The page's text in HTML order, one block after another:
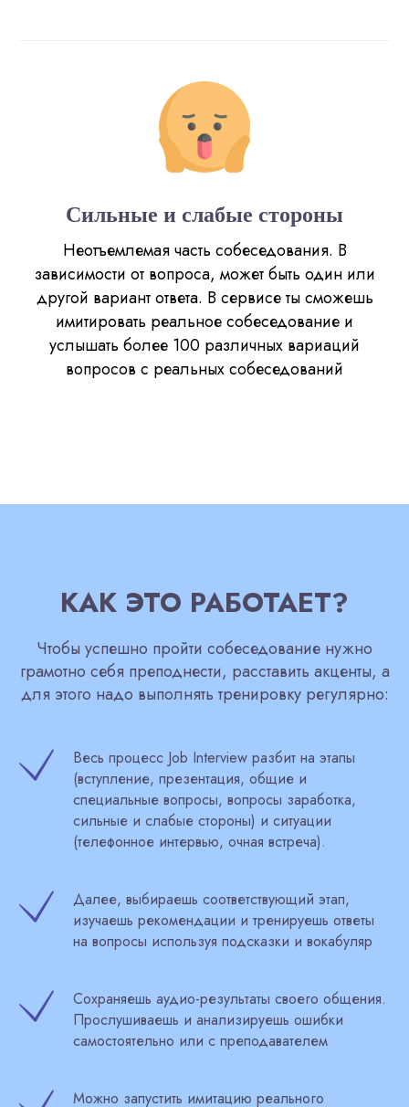
Сильные и слабые стороны
Неотъемлемая часть собеседования. В
зависимости от вопроса, может быть один или
другой вариант ответа. В сервисе ты сможешь
имитировать реальное собеседование и
услышать более 100 различных вариаций
вопросов с реальных собеседований
КАК ЭТО РАБОТАЕТ?
Чтобы успешно пройти собеседование нужно
грамотно себя преподнести, расставить акценты, а
для этого надо выполнять тренировку регулярно:
Весь процесс Job Interview разбит на этапы
(вступление, презентация, общие и
специальные вопросы, вопросы заработка,
сильные и слабые стороны) и ситуации
(телефонное интервью, очная встреча).
Далее, выбираешь соответствующий этап,
изучаешь рекомендации и тренируешь ответы
на вопросы используя подсказки и вокабуляр
Сохраняешь аудио-результаты своего общения.
Прослушиваешь и анализируешь ошибки
самостоятельно или с преподавателем
Можно запустить имитацию реального